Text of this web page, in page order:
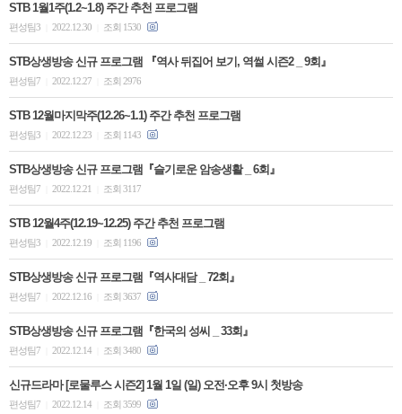
STB 1월1주(1.2~1.8) 주간 추천 프로그램
편성팀3 2022.12.30 조회 1530
STB상생방송 신규 프로그램 『역사 뒤집어 보기, 역썰 시즌2 _ 9회』
편성팀7 2022.12.27 조회 2976
STB 12월마지막주(12.26~1.1) 주간 추천 프로그램
편성팀3 2022.12.23 조회 1143
STB상생방송 신규 프로그램『슬기로운 암송생활 _ 6회』
편성팀7 2022.12.21 조회 3117
STB 12월4주(12.19~12.25) 주간 추천 프로그램
편성팀3 2022.12.19 조회 1196
STB상생방송 신규 프로그램『역사대담 _ 72회』
편성팀7 2022.12.16 조회 3637
STB상생방송 신규 프로그램『한국의 성씨 _ 33회』
편성팀7 2022.12.14 조회 3480
신규드라마 [로물루스 시즌2] 1월 1일 (일) 오전∙오후 9시 첫방송
편성팀7 2022.12.14 조회 3599